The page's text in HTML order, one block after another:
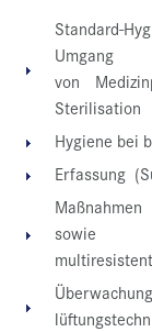
Standard-
Umgang
von
Sterilisation
Hygiene bei
Erfassung